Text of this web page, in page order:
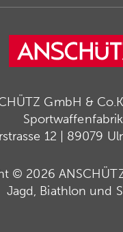
GmbH &
Sportwaffenfabrik |
12 | 89079
© 2026
Jagd, Biathlon und